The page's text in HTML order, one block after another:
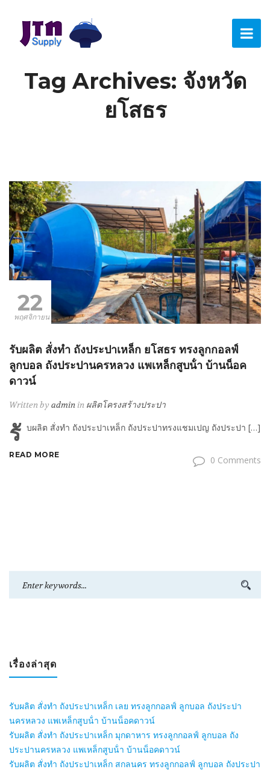
Tag Archives: จังหวัด
ยโสธร
22
พฤศจิกายน
รับผลิต สั่งทำ ถังประปาเหล็ก ยโสธร ทรงลูกกอลฟ์
ลูกบอล ถังประปานครหลวง แพเหล็กสูบน้ํา บ้านน็อค
ดาวน์
Written by adminin ผลิตโครงสร้างประปา
รั บผลิต สั่งทำ ถังประปาเหล็ก ถังประปาทรงแชมเปญ ถังประปา […]
READ MORE 0 Comments
เรื่องล่าสุด
รับผลิต สั่งทำ ถังประปาเหล็ก เลย ทรงลูกกอลฟ์ ลูกบอล ถังประปา
นครหลวง แพเหล็กสูบน้ํา บ้านน็อคดาวน์
รับผลิต สั่งทำ ถังประปาเหล็ก มุกดาหาร ทรงลูกกอลฟ์ ลูกบอล ถัง
ประปานครหลวง แพเหล็กสูบน้ํา บ้านน็อคดาวน์
รับผลิต สั่งทำ ถังประปาเหล็ก สกลนคร ทรงลูกกอลฟ์ ลูกบอล ถังประปา